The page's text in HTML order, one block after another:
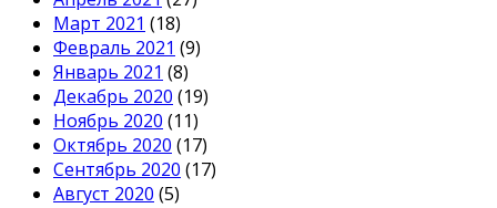
Март 2021 (18)
Февраль 2021 (9)
Январь 2021 (8)
Декабрь 2020 (19)
Ноябрь 2020 (11)
Октябрь 2020 (17)
Сентябрь 2020 (17)
Август 2020 (5)